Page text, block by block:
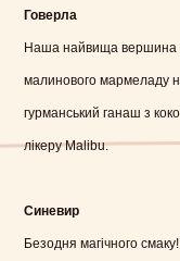
Говерла
Наша найвища вершина
малинового мармеладу
гурманський ганаш з
лікеру Malibu.
Синевир
Безодня магічного